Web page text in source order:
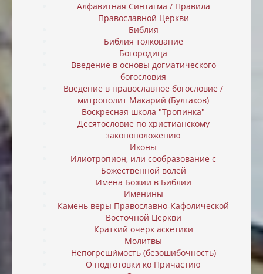
Алфавитная Синтагма / Правила
Православной Церкви
Библия
Библия толкование
Богородица
Введение в основы догматического
богословия
Введение в православное богословие /
митрополит Макарий (Булгаков)
Воскресная школа "Тропинка"
Десятословие по христианскому
законоположению
Иконы
Илиотропион, или cообразование с
Божественной волей
Имена Божии в Библии
Именины
Камень веры Православно-Кафолической
Восточной Церкви
Краткий очерк аскетики
Молитвы
Непогреши́мость (безошибочность)
О подготовки ко Причастию